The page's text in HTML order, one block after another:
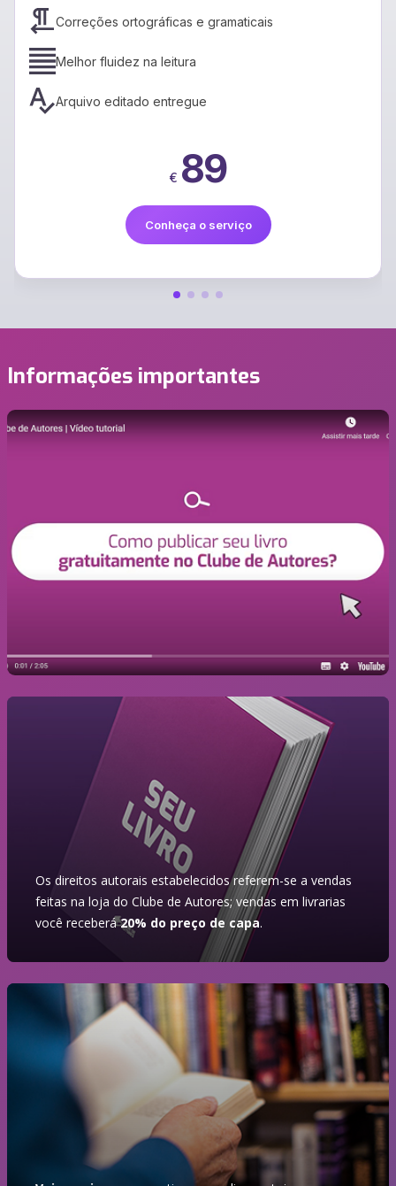
Correções ortográficas e gramaticais
Melhor fluidez na leitura
Arquivo editado entregue
€ 89
Conheça o serviço
Informações importantes
Os direitos autorais estabelecidos referem-se a vendas
feitas na loja do Clube de Autores; vendas em livrarias
você receberá20% do preço de capa.